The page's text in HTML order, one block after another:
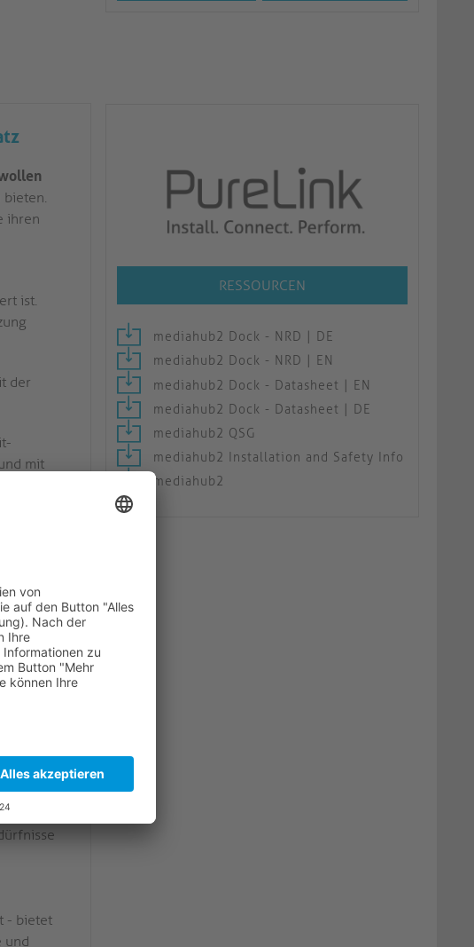
RESSOURCEN
mediahub2 Dock - NRD | DE
mediahub2 Dock - NRD | EN
mediahub2 Dock - Datasheet | EN
mediahub2 Dock - Datasheet | DE
mediahub2 QSG
mediahub2 Installation and Safety Info
mediahub2
bieten.
ihren
ist.
der
mit
auf
für jeden
- bietet
und